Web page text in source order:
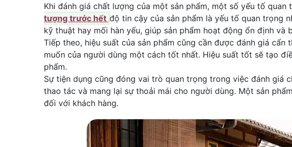
Khi đánh giá chất lượng của một sản phẩm, một số yếu tố
tượng trước hết độ tin cậy của sản phẩm là yếu tố quan trọng
kỹ thuật hay mối hàn yếu, giúp sản phẩm hoạt động ổn định và
Tiếp theo, hiệu suất của sản phẩm cũng cần được đánh giá
muốn của người dùng một cách tốt nhất. Hiệu suất tốt sẽ tạo
phẩm.
Sự tiện dụng cũng đóng vai trò quan trọng trong việc đánh giá
thao tác và mang lại sự thoải mái cho người dùng. Một sản
đối với khách hàng.